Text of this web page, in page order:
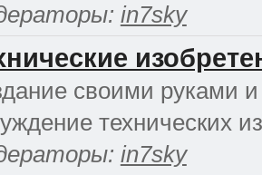
in7sky
своими руками и
технических
in7sky